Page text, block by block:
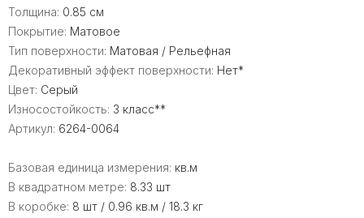
Толщина: 0.85 см
Покрытие: Матовое
Тип поверхности: Матовая / Рельефная
Декоративный эффект поверхности: Нет*
Цвет: Серый
Износостойкость: 3 класс**
Артикул: 6264-0064
Базовая единица измерения: кв.м
В квадратном метре: 8.33 шт
В коробке: 8 шт / 0.96 кв.м / 18.3 кг